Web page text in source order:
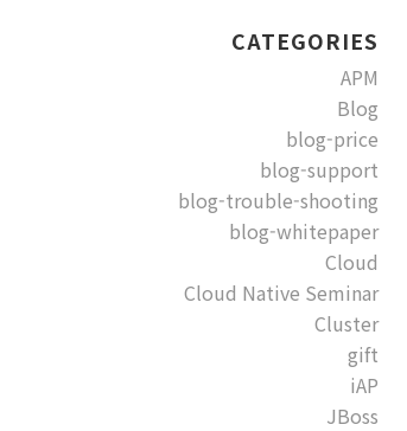
CATEGORIES
APM
Blog
blog-price
blog-support
blog-trouble-shooting
blog-whitepaper
Cloud
Cloud Native Seminar
Cluster
gift
iAP
JBoss